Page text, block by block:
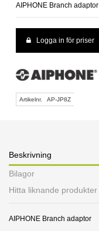
AIPHONE Branch adaptor
Logga in för priser
Artikelnr. AP-JP8Z
Beskrivning
Bilagor
Hitta liknande produkter
AIPHONE Branch adaptor